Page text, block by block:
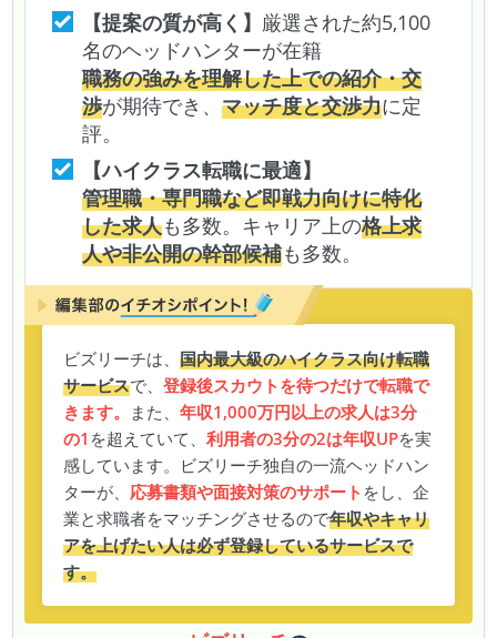
【提案の質が高く】 厳選された約5,100
名のヘッドハンターが在籍
職務の強みを理解した上での紹介・交
渉が期待でき、マッチ度と交渉力に定
評。
【ハイクラス転職に最適】
管理職・専門職など即戦力向けに特化
した求人も多数。キャリア上の格上求
人や非公開の幹部候補も多数。
ビズリーチは、国内最大級のハイクラス向け転職
サービスで、登録後スカウトを待つだけで転職で
きます。
また、年収1,000万円以上の求人は3分
の1 を超えていて、利用者の3分の2は年収UPを実
感しています。ビズリーチ独自の一流ヘッドハン
ターが、 応募書類や面接対策のサポート をし、企
業と求職者をマッチングさせるので年収やキャリ
アを上げたい人は必ず登録しているサービスで
す。